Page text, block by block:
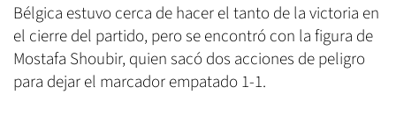
Bélgica estuvo cerca de hacer el tanto de la victoria en
el cierre del partido, pero se encontró con la figura de
Mostafa Shoubir, quien sacó dos acciones de peligro
para dejar el marcador empatado 1-1.